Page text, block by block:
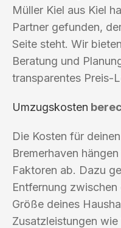
Müller Kiel aus Kiel
Partner gefunden,
Seite steht. Wir
Beratung und
transparentes Preis-
Umzugskosten
Die Kosten für
Bremerhaven
Faktoren ab. Dazu
Entfernung
Größe deines
Zusatzleistungen